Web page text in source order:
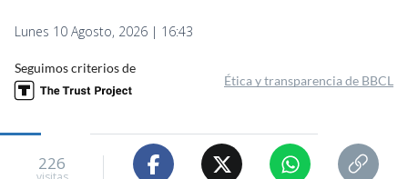
Lunes 10 Agosto, 2026 | 16:43
Seguimos criterios de
Ética y transparencia de BBCL
226